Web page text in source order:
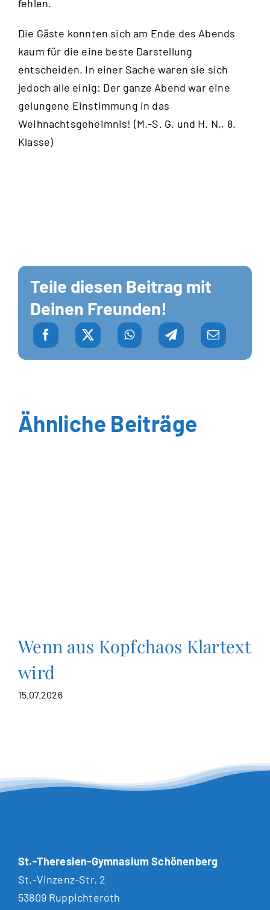
fehlen.
Die Gäste konnten sich am Ende des Abends
kaum für die eine beste Darstellung
entscheiden. In einer Sache waren sie sich
jedoch alle einig: Der ganze Abend war eine
gelungene Einstimmung in das
Weihnachtsgeheimnis! (M.-S. G. und H. N., 8.
Klasse)
Teile diesen Beitrag mit
Deinen Freunden!
Ähnliche Beiträge
Wenn aus Kopfchaos Klartext
wird
15.07.2026
St.-Theresien-Gymnasium Schönenberg
St.-Vinzenz-Str. 2
53809 Ruppichteroth